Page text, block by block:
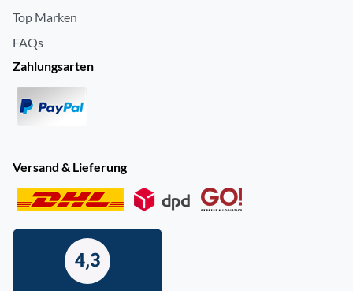
Top Marken
FAQs
Zahlungsarten
Versand & Lieferung